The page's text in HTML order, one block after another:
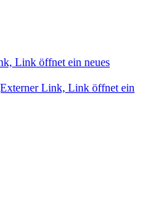
Link öffnet ein neues
Link, Link öffnet ein